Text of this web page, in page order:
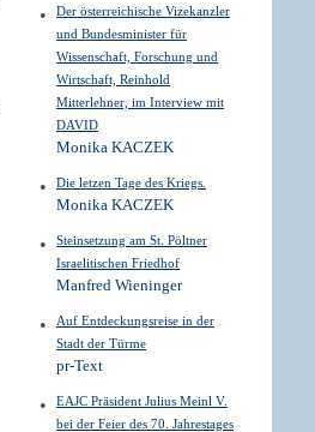
Der österreichische Vizekanzler
und Bundesminister für
Wissenschaft, Forschung und
Wirtschaft, Reinhold
Mitterlehner, im Interview mit
DAVID
Monika KACZEK
Die letzen Tage des Kriegs.
Monika KACZEK
Steinsetzung am St. Pöltner
Israelitischen Friedhof
Manfred Wieninger
Auf Entdeckungsreise in der
Stadt der Türme
pr-Text
EAJC Präsident Julius Meinl V.
bei der Feier des 70. Jahrestages